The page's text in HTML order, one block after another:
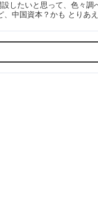
したいと思って、色々
、中国資本？かも とりあ